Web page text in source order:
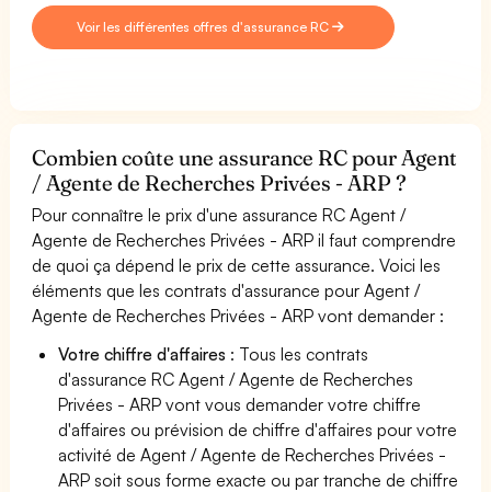
Voir les différentes offres d'assurance RC
Combien coûte une assurance RC pour Agent
/ Agente de Recherches Privées - ARP ?
Pour connaître le prix d'une assurance RC Agent /
Agente de Recherches Privées - ARP il faut comprendre
de quoi ça dépend le prix de cette assurance. Voici les
éléments que les contrats d'assurance pour Agent /
Agente de Recherches Privées - ARP vont demander :
Votre chiffre d'affaires : Tous les contrats
d'assurance RC Agent / Agente de Recherches
Privées - ARP vont vous demander votre chiffre
d'affaires ou prévision de chiffre d'affaires pour votre
activité de Agent / Agente de Recherches Privées -
ARP soit sous forme exacte ou par tranche de chiffre